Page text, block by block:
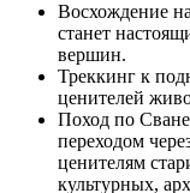
Восхождение
станет
вершин.
Треккинг к
ценителей
Поход по
переходом
ценителям
культурных,